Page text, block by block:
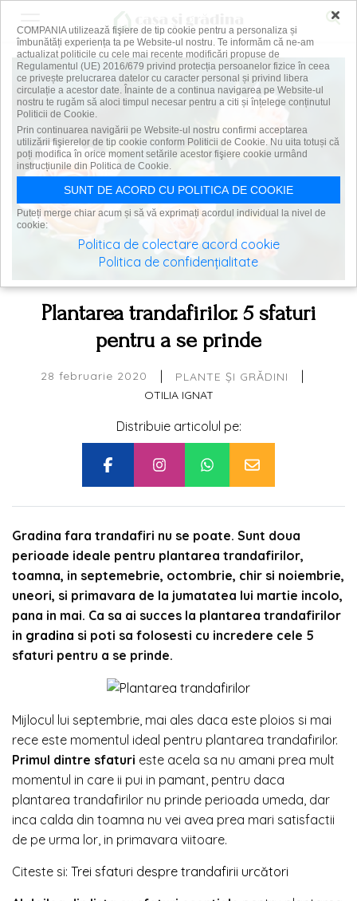
Plantarea trandafirilor. 5 sfaturi
pentru a se prinde
28 februarie 2020 | PLANTE ȘI GRĂDINI |
OTILIA IGNAT
Distribuie articolul pe:
Gradina fara trandafiri nu se poate. Sunt doua
perioade ideale pentru plantarea trandafirilor,
toamna, in septemebrie, octombrie, chir si noiembrie,
uneori, si primavara de la jumatatea lui martie incolo,
pana in mai. Ca sa ai succes la plantarea trandafirilor
in gradina si poti sa folosesti cu incredere cele 5
sfaturi pentru a se prinde.
Mijlocul lui septembrie, mai ales daca este ploios si mai
rece este momentul ideal pentru plantarea trandafirilor.
Primul dintre sfaturi este acela sa nu amani prea mult
momentul in care ii pui in pamant, pentru daca
plantarea trandafirilor nu prinde perioada umeda, dar
inca calda din toamna nu vei avea prea mari satisfactii
de pe urma lor, in primavara viitoare.
Citeste si: Trei sfaturi despre trandafirii urcători
×
COMPANIA utilizează fişiere de tip cookie pentru a personaliza și
îmbunătăți experiența ta pe Website-ul nostru. Te informăm că ne-am
actualizat politicile cu cele mai recente modificări propuse de
Regulamentul (UE) 2016/679 privind protecția persoanelor fizice în ceea
ce privește prelucrarea datelor cu caracter personal și privind libera
circulație a acestor date. Înainte de a continua navigarea pe Website-ul
nostru te rugăm să aloci timpul necesar pentru a citi și înțelege conținutul
Politicii de Cookie.
Prin continuarea navigării pe Website-ul nostru confirmi acceptarea
utilizării fişierelor de tip cookie conform Politicii de Cookie. Nu uita totuși că
poți modifica în orice moment setările acestor fişiere cookie urmând
instrucțiunile din Politica de Cookie.
SUNT DE ACORD CU POLITICA DE COOKIE
Puteți merge chiar acum și să vă exprimați acordul individual la nivel de
cookie:
Politica de colectare acord cookie
Politica de confidențialitate